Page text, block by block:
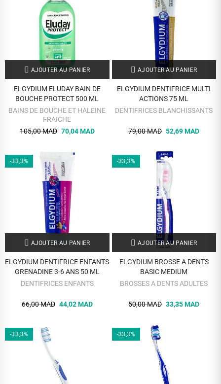
AJOUTER AU PANIER
ELGYDIUM ELUDAY BAIN DE
BOUCHE PROTECT 500 ML
BAINS DE BOUCHE ET HALEINE
FRAICHE
105,00 MAD 70,04 MAD
AJOUTER AU PANIER
ELGYDIUM DENTIFRICE MULTI
ACTIONS 75 ML
DENTIFRICES BLANCHISSANTS
79,00 MAD 52,69 MAD
-33,3%
AJOUTER AU PANIER
ELGYDIUM DENTIFRICE ENFANTS
GRENADINE 3-6 ANS 50 ML
DENTIFRICES ENFANTS
66,00 MAD 44,02 MAD
-33,3%
AJOUTER AU PANIER
ELGYDIUM BROSSE A DENTS
BASIC MEDIUM
BROSSES A DENTS ADULTES
50,00 MAD 33,35 MAD
-33,3% -33,3%